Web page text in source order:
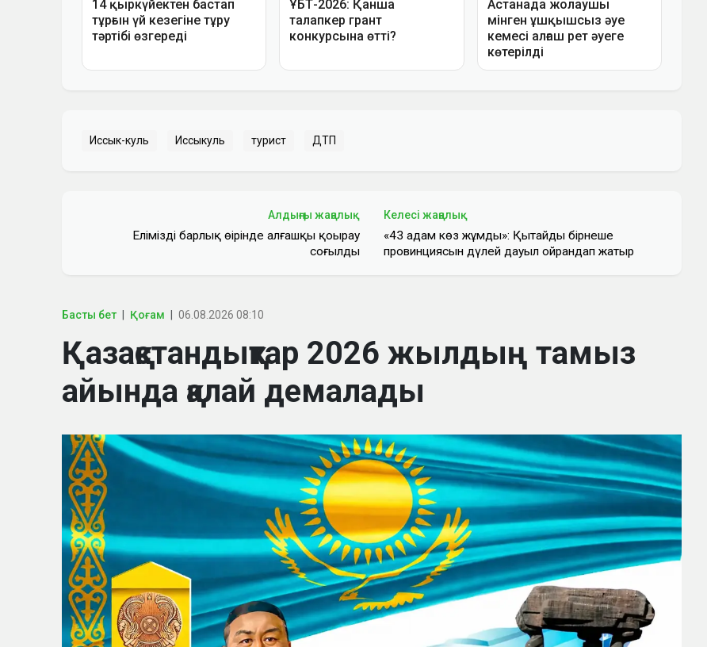
Иссык-куль Иссыкуль турист ДТП
Алдыңғы жаңалық
Еліміздің барлық өңірінде алғашқы қоңырау
соғылды
Келесі жаңалық
«43 адам көз жұмды»: Қытайдың бірнеше
провинциясын дүлей дауыл ойрандап жатыр
Басты бет Қоғам 06.08.2026 08:10
Қазақстандықтар 2026 жылдың тамыз
айында қалай демалады